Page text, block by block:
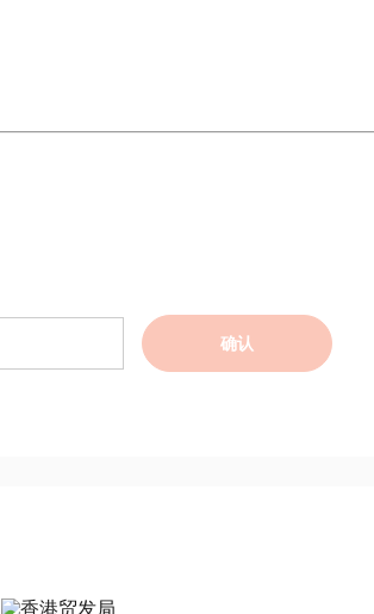
确认